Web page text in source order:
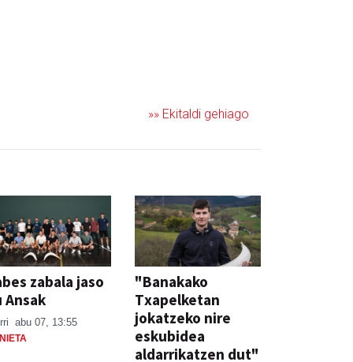
»» Ekitaldi gehiago
zabala jaso
Ansak
abu 07, 13:55
"Banakako
Txapelketan
jokatzeko nire
eskubidea
aldarrikatzen dut"